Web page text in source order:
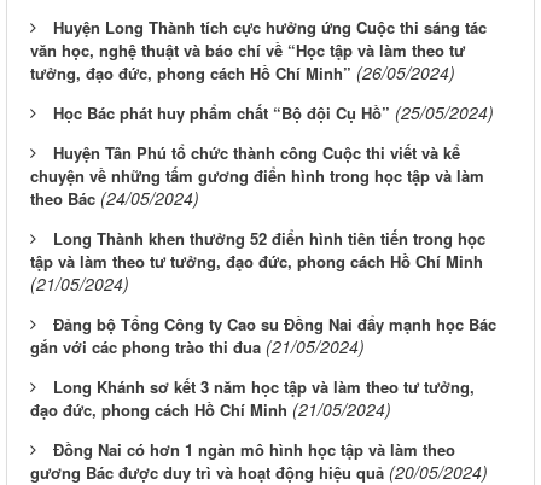
Huyện Long Thành tích cực hưởng ứng Cuộc thi sáng tác
văn học, nghệ thuật và báo chí về “Học tập và làm theo tư
tưởng, đạo đức, phong cách Hồ Chí Minh” (26/05/2024)
Học Bác phát huy phẩm chất “Bộ đội Cụ Hồ” (25/05/2024)
Huyện Tân Phú tổ chức thành công Cuộc thi viết và kể
chuyện về những tấm gương điển hình trong học tập và làm
theo Bác (24/05/2024)
Long Thành khen thưởng 52 điển hình tiên tiến trong học
tập và làm theo tư tưởng, đạo đức, phong cách Hồ Chí Minh
(21/05/2024)
Đảng bộ Tổng Công ty Cao su Đồng Nai đẩy mạnh học Bác
gắn với các phong trào thi đua (21/05/2024)
Long Khánh sơ kết 3 năm học tập và làm theo tư tưởng,
đạo đức, phong cách Hồ Chí Minh (21/05/2024)
Đồng Nai có hơn 1 ngàn mô hình học tập và làm theo
gương Bác được duy trì và hoạt động hiệu quả (20/05/2024)